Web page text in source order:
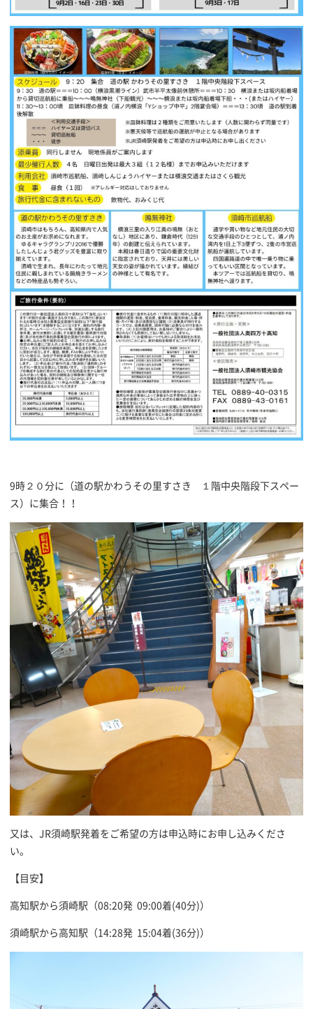
9時２０分に（道の駅かわうその里すさき １階中央階段下スペー
ス）に集合！！
又は、JR須崎駅発着をご希望の方は申込時にお申し込みくださ
い。
【目安】
高知駅から須崎駅（08:20発 09:00着(40分)）
須崎駅から高知駅（14:28発 15:04着(36分)）